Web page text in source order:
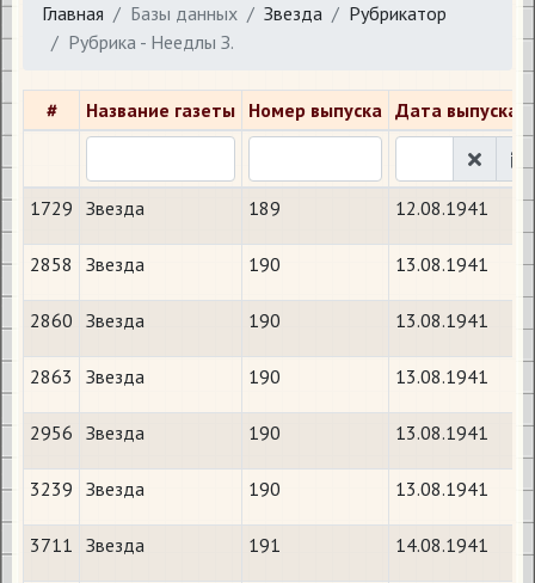
Главная Базы данных Звезда
Рубрикатор
Рубрика - Неедлы З.
# Название газеты Номер выпуска Дата выпуска
1729 Звезда 189 12.08.1941
2858 Звезда 190 13.08.1941
2860 Звезда 190 13.08.1941
2863 Звезда 190 13.08.1941
2956 Звезда 190 13.08.1941
3239 Звезда 190 13.08.1941
3711 Звезда 191 14.08.1941